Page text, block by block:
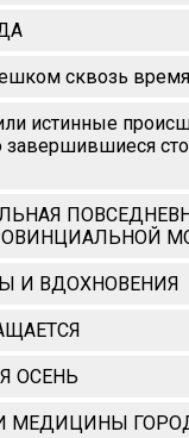
сквозь
истинные
завершившиеся
И ВДОХНОВЕНИЯ
ОСЕНЬ
МЕДИЦИНЫ